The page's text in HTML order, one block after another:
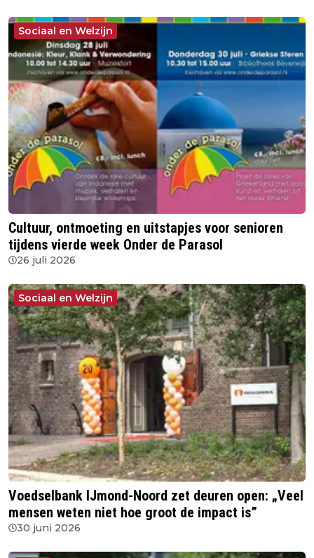
Sociaal en Welzijn
Cultuur, ontmoeting en uitstapjes voor senioren
tijdens vierde week Onder de Parasol
26 juli 2026
Sociaal en Welzijn
Voedselbank IJmond-Noord zet deuren open: „Veel
mensen weten niet hoe groot de impact is”
30 juni 2026